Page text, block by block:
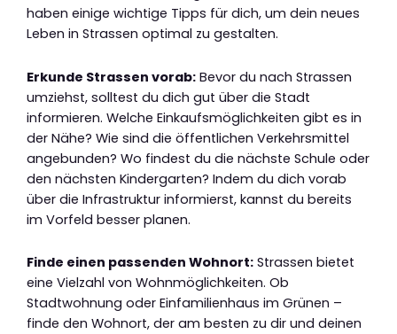
haben einige wichtige Tipps für dich, um dein neues
Leben in Strassen optimal zu gestalten.
Erkunde Strassen vorab: Bevor du nach Strassen
umziehst, solltest du dich gut über die Stadt
informieren. Welche Einkaufsmöglichkeiten gibt es in
der Nähe? Wie sind die öffentlichen Verkehrsmittel
angebunden? Wo findest du die nächste Schule oder
den nächsten Kindergarten? Indem du dich vorab
über die Infrastruktur informierst, kannst du bereits
im Vorfeld besser planen.
Finde einen passenden Wohnort: Strassen bietet
eine Vielzahl von Wohnmöglichkeiten. Ob
Stadtwohnung oder Einfamilienhaus im Grünen –
finde den Wohnort, der am besten zu dir und deinen